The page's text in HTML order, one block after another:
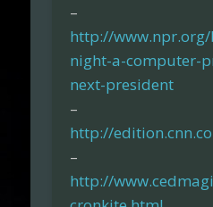
–
http://
night-a-computer-
next-president
–
http://
–
http://